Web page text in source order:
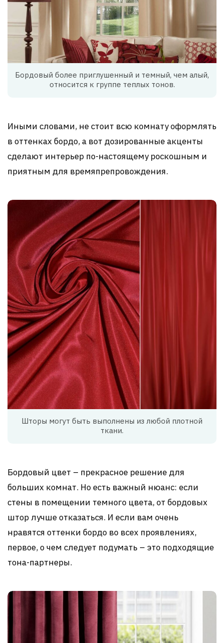
Бордовый более приглушенный и темный, чем алый,
относится к группе теплых тонов.
Иными словами, не стоит всю комнату оформлять
в оттенках бордо, а вот дозированные акценты
сделают интерьер по-настоящему роскошным и
приятным для времяпрепровождения.
Шторы могут быть выполнены из любой плотной
ткани.
Бордовый цвет – прекрасное решение для
больших комнат. Но есть важный нюанс: если
стены в помещении темного цвета, от бордовых
штор лучше отказаться. И если вам очень
нравятся оттенки бордо во всех проявлениях,
первое, о чем следует подумать – это подходящие
тона-партнеры.